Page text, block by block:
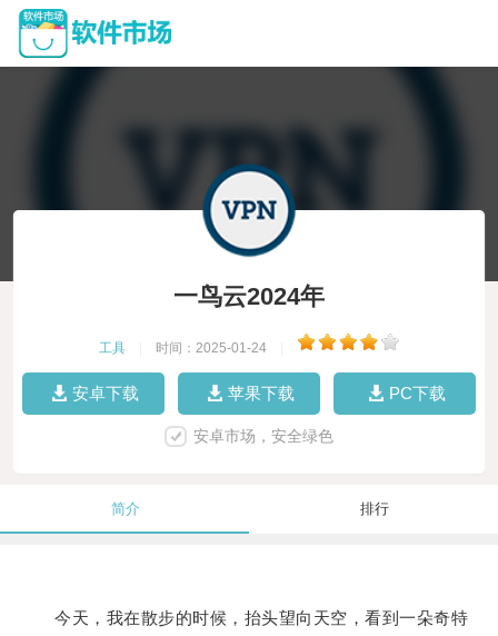
一鸟云2024年
工具 时间：2025-01-24
安卓下载 苹果下载 PC下载
安卓市场，安全绿色
简介 排行
今天，我在散步的时候，抬头望向天空，看到一朵奇特